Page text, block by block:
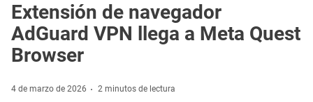
Extensión de navegador
AdGuard VPN llega a Meta Quest
Browser
4 de marzo de 2026 2 minutos de lectura